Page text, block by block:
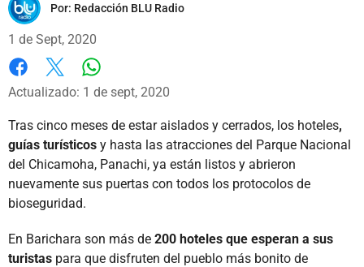
Por: Redacción BLU Radio
1 de Sept, 2020
Facebook
X
Actualizado: 1 de sept, 2020
Tras cinco meses de estar aislados y cerrados, los hoteles,
guías turísticos y hasta las atracciones del Parque Nacional
del Chicamoha, Panachi, ya están listos y abrieron
nuevamente sus puertas con todos los protocolos de
bioseguridad.
En Barichara son más de 200 hoteles que esperan a sus
turistas para que disfruten del pueblo más bonito de